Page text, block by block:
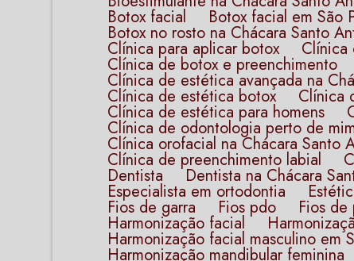
Botox facial Botox facial em São
Botox no rosto na Chácara Santo
Clínica para aplicar botox
Clínica de botox e preenchimento
Clínica de estética avançada na
Clínica de estética botox
Clínica de estética para homens
Clínica de odontologia perto de
Clínica orofacial na Chácara Santo
Clínica de preenchimento labial
Dentista Dentista na Chácara
Especialista em ortodontia​
Fios de garra Fios pdo Fios
Harmonização facial
Harmonização facial masculino em
Harmonização mandibular feminina